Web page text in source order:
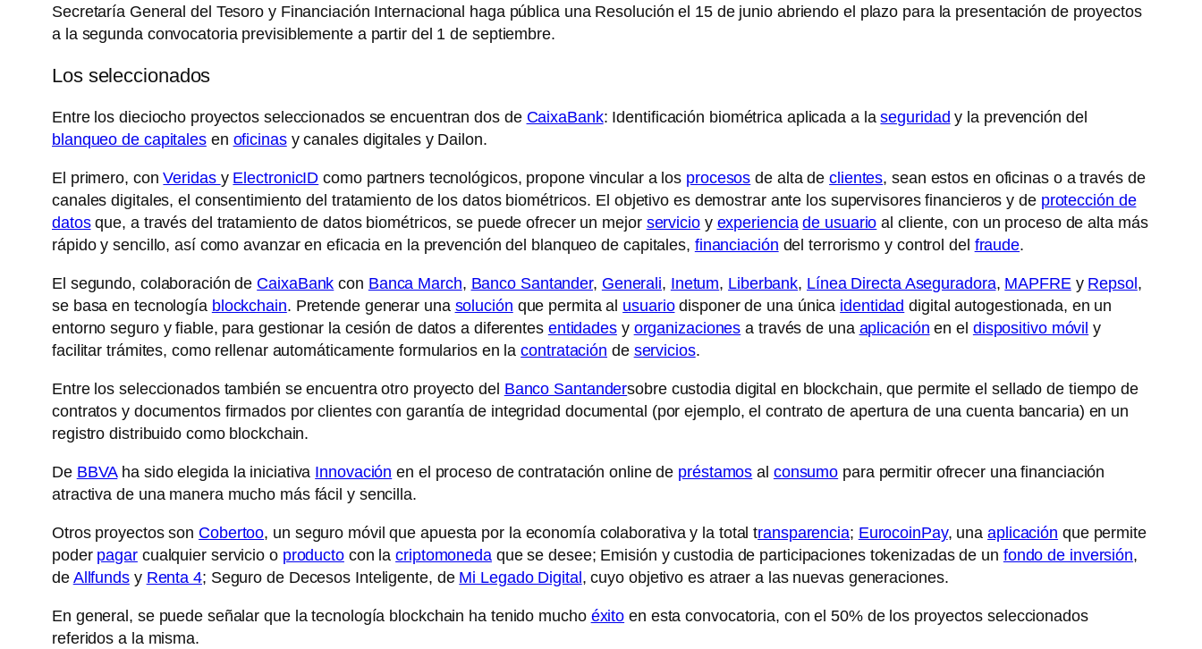
Secretaría General del Tesoro y Financiación Internacional haga pública una Resolución el 15 de junio abriendo el plazo para la presentación de proyectos
a la segunda convocatoria previsiblemente a partir del 1 de septiembre.
Los seleccionados
Entre los dieciocho proyectos seleccionados se encuentran dos de CaixaBank: Identificación biométrica aplicada a laseguridad y la prevención del
blanqueo de capitalesen oficinasy canales digitales y Dailon.
El primero, conVeridas y ElectronicID como partners tecnológicos, propone vincular a los procesos de alta declientes, sean estos en oficinas o a través de
canales digitales, el consentimiento del tratamiento de los datos biométricos. El objetivo es demostrar ante los supervisores financieros y de protección de
datosque, a través del tratamiento de datos biométricos, se puede ofrecer un mejor servicioy experiencia de usuario al cliente, con un proceso de alta más
rápido y sencillo, así como avanzar en eficacia en la prevención del blanqueo de capitales, financiación del terrorismo y control del fraude.
El segundo, colaboración de CaixaBank con Banca March, Banco Santander, Generali, Inetum, Liberbank, Línea Directa Aseguradora, MAPFREy Repsol ,
se basa en tecnología blockchain. Pretende generar una solución que permita al usuariodisponer de una única identidad digital autogestionada, en un
entorno seguro y fiable, para gestionar la cesión de datos a diferentes entidadesy organizaciones a través de una aplicación en el dispositivo móvil y
facilitar trámites, como rellenar automáticamente formularios en lacontratación de servicios.
Entre los seleccionados también se encuentra otro proyecto del Banco Santandersobre custodia digital en blockchain, que permite el sellado de tiempo de
contratos y documentos firmados por clientes con garantía de integridad documental (por ejemplo, el contrato de apertura de una cuenta bancaria) en un
registro distribuido como blockchain.
De BBVAha sido elegida la iniciativa Innovación en el proceso de contratación online de préstamos al consumo para permitir ofrecer una financiación
atractiva de una manera mucho más fácil y sencilla.
Otros proyectos son Cobertoo, un seguro móvil que apuesta por la economía colaborativa y la total transparencia; EurocoinPay, unaaplicación que permite
poder pagarcualquier servicio o productocon lacriptomonedaque se desee; Emisión y custodia de participaciones tokenizadas de un fondo de inversión,
de Allfundsy Renta 4; Seguro de Decesos Inteligente, de Mi Legado Digital , cuyo objetivo es atraer a las nuevas generaciones.
En general, se puede señalar que la tecnología blockchain ha tenido mucho éxito en esta convocatoria, con el 50% de los proyectos seleccionados
referidos a la misma.